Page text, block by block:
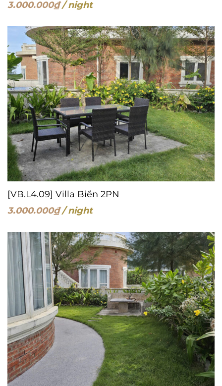
3.000.000₫/ night
[VB.L4.09] Villa Biển 2PN
3.000.000₫/ night